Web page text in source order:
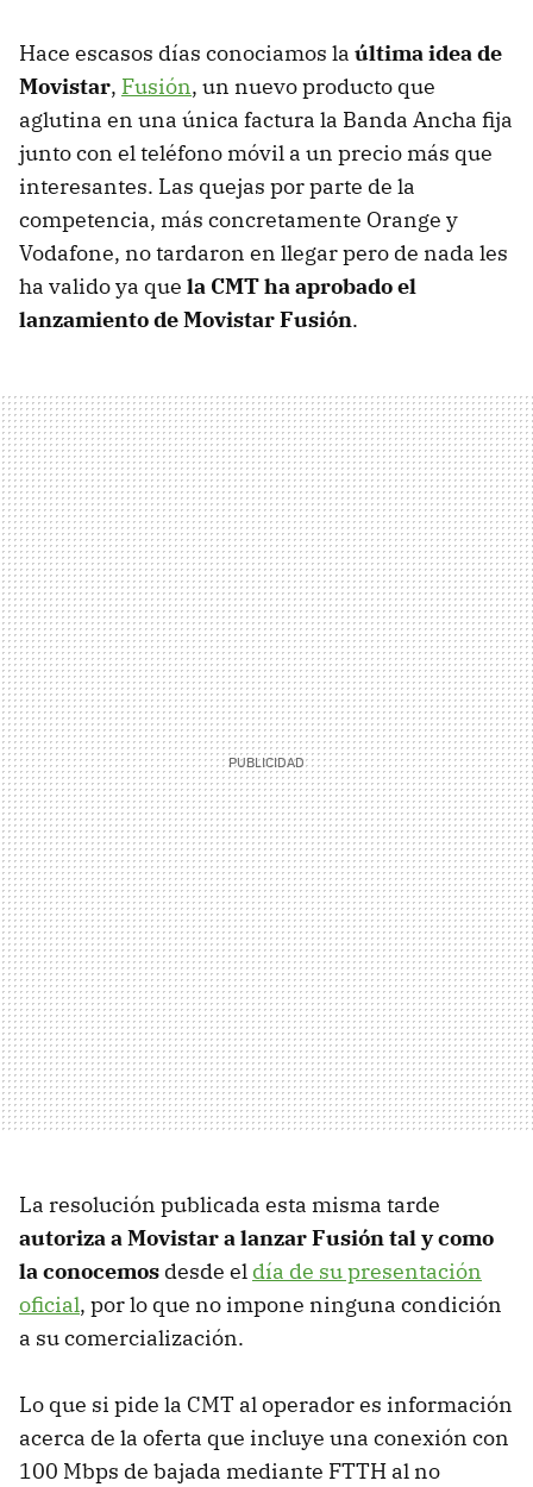
Hace escasos días conociamos la última idea de
Movistar, Fusión, un nuevo producto que
aglutina en una única factura la Banda Ancha fija
junto con el teléfono móvil a un precio más que
interesantes. Las quejas por parte de la
competencia, más concretamente Orange y
Vodafone, no tardaron en llegar pero de nada les
ha valido ya que la CMT ha aprobado el
lanzamiento de Movistar Fusión.
La resolución publicada esta misma tarde
autoriza a Movistar a lanzar Fusión tal y como
la conocemos desde el día de su presentación
oficial, por lo que no impone ninguna condición
a su comercialización.
Lo que si pide la CMT al operador es información
acerca de la oferta que incluye una conexión con
100 Mbps de bajada mediante FTTH al no